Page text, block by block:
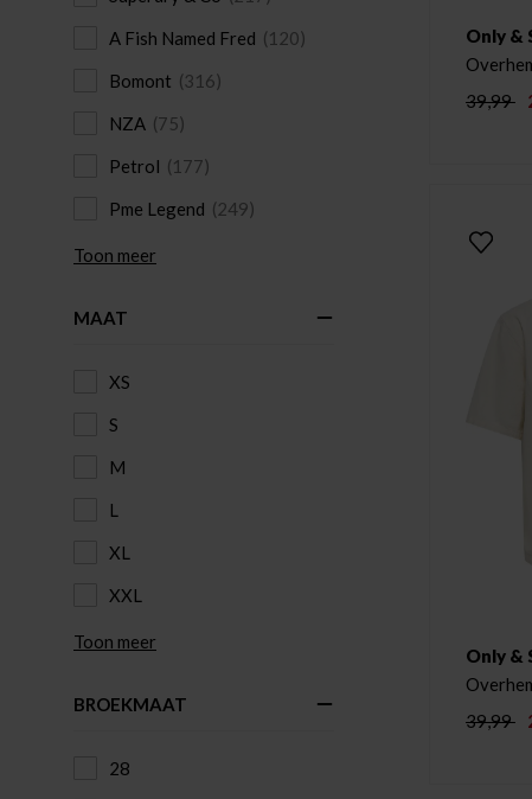
A Fish Named Fred (120)
Bomont (316)
NZA (75)
Petrol (177)
Pme Legend (249)
Toon meer
MAAT
XS
S
M
L
XL
XXL
Toon meer
BROEKMAAT
28
Only &
39,99
Only &
39,99